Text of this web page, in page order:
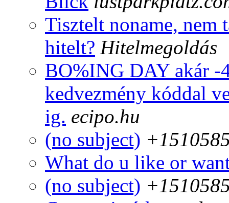
Tisztelt noname, nem
hitelt? Hitelmegoldás
BO%ING DAY akár -
kedvezmény kóddal
ig. ecipo.hu
(no subject)
What do u like or
(no subject)